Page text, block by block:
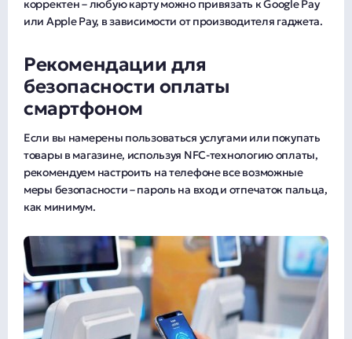
корректен – любую карту можно привязать к Google Pay
или Apple Pay, в зависимости от производителя гаджета.
Рекомендации для
безопасности оплаты
смартфоном
Если вы намерены пользоваться услугами или покупать
товары в магазине, используя NFC-технологию оплаты,
рекомендуем настроить на телефоне все возможные
меры безопасности – пароль на вход и отпечаток пальца,
как минимум.